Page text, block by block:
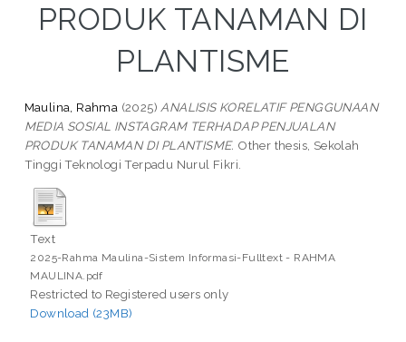
PRODUK TANAMAN DI
PLANTISME
Maulina, Rahma (2025) ANALISIS KORELATIF PENGGUNAAN
MEDIA SOSIAL INSTAGRAM TERHADAP PENJUALAN
PRODUK TANAMAN DI PLANTISME. Other thesis, Sekolah
Tinggi Teknologi Terpadu Nurul Fikri.
Text
2025-Rahma Maulina-Sistem Informasi-Fulltext - RAHMA
MAULINA.pdf
Restricted to Registered users only
Download (23MB)